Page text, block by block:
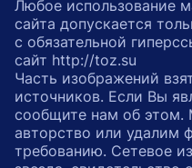
Любое использование
сайта допускается
с обязательной
сайт http://toz.su
Часть изображений
источников. Если Вы
сообщите нам об этом.
авторство или удалим
требованию. Сетевое